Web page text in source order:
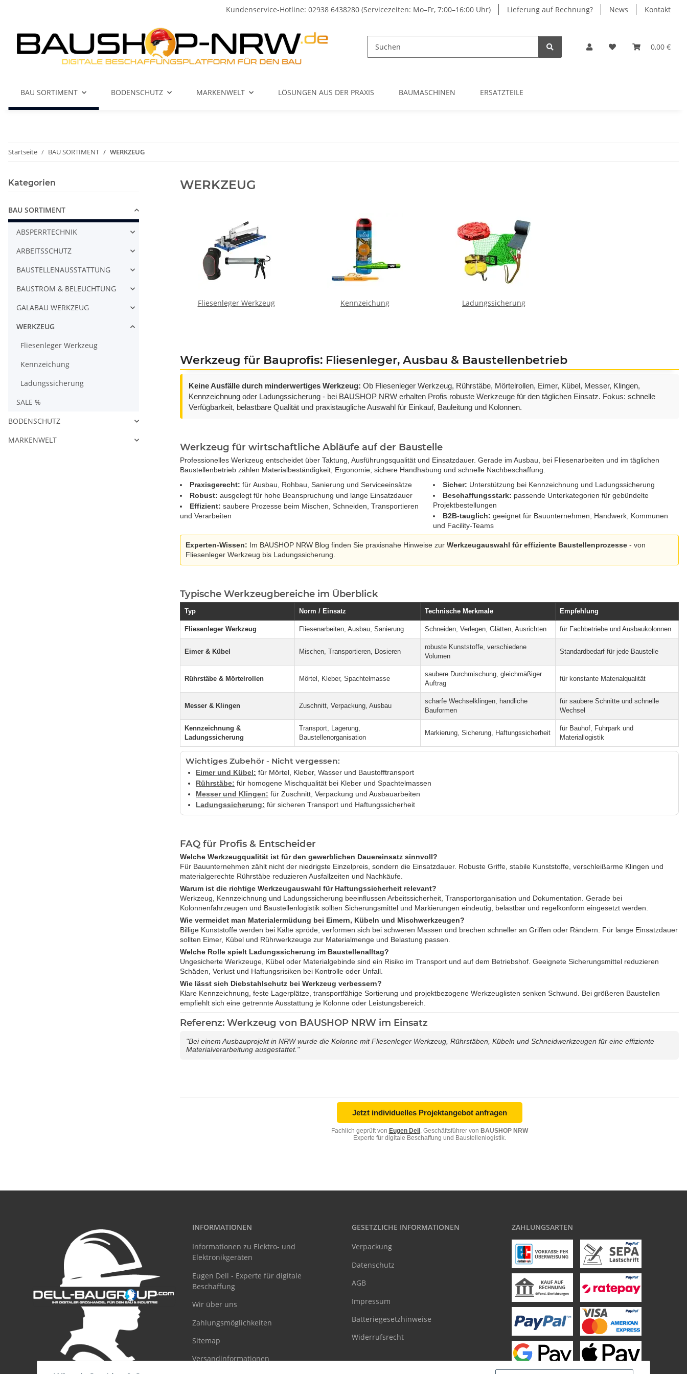
Kundenservice-Hotline: 02938 6438280 (Servicezeiten: Mo–Fr, 7:00–16:00 Uhr) Lieferung auf Rechnung? News Kontakt
0,00 €
BAU SORTIMENT BODENSCHUTZ MARKENWELT LÖSUNGEN AUS DER PRAXIS BAUMASCHINEN ERSATZTEILE
Startseite BAU SORTIMENT WERKZEUG
WERKZEUG
Werkzeug für Bauprofis: Fliesenleger, Ausbau & Baustellenbetrieb
Keine Ausfälle durch minderwertiges Werkzeug: Ob Fliesenleger Werkzeug, Rührstäbe, Mörtelrollen, Eimer, Kübel, Messer, Klingen,
Kennzeichnung oder Ladungssicherung - bei BAUSHOP NRW erhalten Profis robuste Werkzeuge für den täglichen Einsatz. Fokus: schnelle
Verfügbarkeit, belastbare Qualität und praxistaugliche Auswahl für Einkauf, Bauleitung und Kolonnen.
Werkzeug für wirtschaftliche Abläufe auf der Baustelle
Professionelles Werkzeug entscheidet über Taktung, Ausführungsqualität und Einsatzdauer. Gerade im Ausbau, bei Fliesenarbeiten und im täglichen
Baustellenbetrieb zählen Materialbeständigkeit, Ergonomie, sichere Handhabung und schnelle Nachbeschaffung.
Praxisgerecht: für Ausbau, Rohbau, Sanierung und Serviceeinsätze
Robust: ausgelegt für hohe Beanspruchung und lange Einsatzdauer
Effizient: saubere Prozesse beim Mischen, Schneiden, Transportieren
und Verarbeiten
Sicher: Unterstützung bei Kennzeichnung und Ladungssicherung
Beschaffungsstark: passende Unterkategorien für gebündelte
Projektbestellungen
B2B-tauglich: geeignet für Bauunternehmen, Handwerk, Kommunen
und Facility-Teams
Experten-Wissen: Im BAUSHOP NRW Blog finden Sie praxisnahe Hinweise zur Werkzeugauswahl für effiziente Baustellenprozesse - von
Fliesenleger Werkzeug bis Ladungssicherung.
Typische Werkzeugbereiche im Überblick
Typ Norm / Einsatz Technische Merkmale Empfehlung
Fliesenleger Werkzeug Fliesenarbeiten, Ausbau, Sanierung Schneiden, Verlegen, Glätten, Ausrichten für Fachbetriebe und Ausbaukolonnen
Eimer & Kübel Mischen, Transportieren, Dosieren
robuste Kunststoffe, verschiedene
Volumen
Standardbedarf für jede Baustelle
Rührstäbe & Mörtelrollen Mörtel, Kleber, Spachtelmasse
saubere Durchmischung, gleichmäßiger
Auftrag
für konstante Materialqualität
Messer & Klingen Zuschnitt, Verpackung, Ausbau
scharfe Wechselklingen, handliche
Bauformen
für saubere Schnitte und schnelle
Wechsel
Kennzeichnung &
Ladungssicherung
Transport, Lagerung,
Baustellenorganisation
Markierung, Sicherung, Haftungssicherheit
für Bauhof, Fuhrpark und
Materiallogistik
Wichtiges Zubehör - Nicht vergessen:
Eimer und Kübel: für Mörtel, Kleber, Wasser und Baustofftransport
Rührstäbe: für homogene Mischqualität bei Kleber und Spachtelmassen
Messer und Klingen: für Zuschnitt, Verpackung und Ausbauarbeiten
Ladungssicherung: für sicheren Transport und Haftungssicherheit
FAQ für Profis & Entscheider
Welche Werkzeugqualität ist für den gewerblichen Dauereinsatz sinnvoll?
Für Bauunternehmen zählt nicht der niedrigste Einzelpreis, sondern die Einsatzdauer. Robuste Griffe, stabile Kunststoffe, verschleißarme Klingen und
materialgerechte Rührstäbe reduzieren Ausfallzeiten und Nachkäufe.
Warum ist die richtige Werkzeugauswahl für Haftungssicherheit relevant?
Werkzeug, Kennzeichnung und Ladungssicherung beeinflussen Arbeitssicherheit, Transportorganisation und Dokumentation. Gerade bei
Kolonnenfahrzeugen und Baustellenlogistik sollten Sicherungsmittel und Markierungen eindeutig, belastbar und regelkonform eingesetzt werden.
Wie vermeidet man Materialermüdung bei Eimern, Kübeln und Mischwerkzeugen?
Billige Kunststoffe werden bei Kälte spröde, verformen sich bei schweren Massen und brechen schneller an Griffen oder Rändern. Für lange Einsatzdauer
sollten Eimer, Kübel und Rührwerkzeuge zur Materialmenge und Belastung passen.
Welche Rolle spielt Ladungssicherung im Baustellenalltag?
Ungesicherte Werkzeuge, Kübel oder Materialgebinde sind ein Risiko im Transport und auf dem Betriebshof. Geeignete Sicherungsmittel reduzieren
Schäden, Verlust und Haftungsrisiken bei Kontrolle oder Unfall.
Wie lässt sich Diebstahlschutz bei Werkzeug verbessern?
Klare Kennzeichnung, feste Lagerplätze, transportfähige Sortierung und projektbezogene Werkzeuglisten senken Schwund. Bei größeren Baustellen
empfiehlt sich eine getrennte Ausstattung je Kolonne oder Leistungsbereich.
Referenz: Werkzeug von BAUSHOP NRW im Einsatz
"Bei einem Ausbauprojekt in NRW wurde die Kolonne mit Fliesenleger Werkzeug, Rührstäben, Kübeln und Schneidwerkzeugen für eine effiziente
Materialverarbeitung ausgestattet."
Jetzt individuelles Projektangebot anfragen
Fachlich geprüft von Eugen Dell , Geschäftsführer von BAUSHOP NRW
Experte für digitale Beschaffung und Baustellenlogistik.
Fliesenleger Werkzeug Kennzeichung Ladungssicherung
Kategorien
BAU SORTIMENT
ABSPERRTECHNIK
ARBEITSSCHUTZ
BAUSTELLENAUSSTATTUNG
BAUSTROM & BELEUCHTUNG
GALABAU WERKZEUG
WERKZEUG
Fliesenleger Werkzeug
Kennzeichung
Ladungssicherung
SALE %
BODENSCHUTZ
MARKENWELT
INFORMATIONEN
Informationen zu Elektro- und
Elektronikgeräten
Eugen Dell - Experte für digitale
Beschaffung
Wir über uns
Zahlungsmöglichkeiten
Sitemap
Versandinformationen
GESETZLICHE INFORMATIONEN
Verpackung
Datenschutz
AGB
Impressum
Batteriegesetzhinweise
Widerrufsrecht
ZAHLUNGSARTEN